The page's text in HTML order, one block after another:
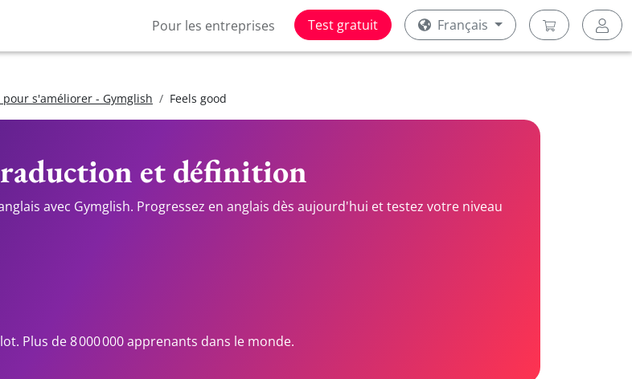
Pour les entreprises Test gratuit Français
s'améliorer - Gymglish Feels good
et définition
avec Gymglish. Progressez en anglais dès aujourd'hui et testez votre niveau
Plus de 8 000 000 apprenants dans le monde.